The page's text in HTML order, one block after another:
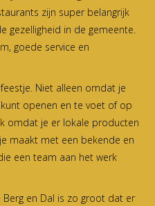
zijn super belangrijk
gezelligheid in de gemeente.
goede service en
Niet alleen omdat je
openen en te voet of op
omdat je er lokale producten
maakt met een bekende en
een team aan het werk
en Dal is zo groot dat er